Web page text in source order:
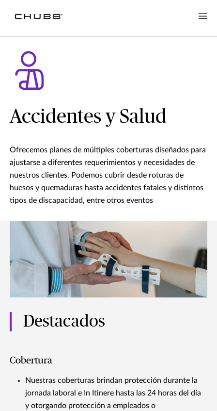
Accidentes y Salud
Ofrecemos planes de múltiples coberturas diseñados para
ajustarse a diferentes requerimientos y necesidades de
nuestros clientes. Podemos cubrir desde roturas de
huesos y quemaduras hasta accidentes fatales y distintos
tipos de discapacidad, entre otros eventos
Destacados
Cobertura
Nuestras coberturas brindan protección durante la
jornada laboral e In Itinere hasta las 24 horas del día
y otorgando protección a empleados o